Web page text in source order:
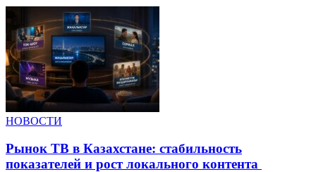
НОВОСТИ
Рынок ТВ в Казахстане: стабильность
показателей и рост локального контента